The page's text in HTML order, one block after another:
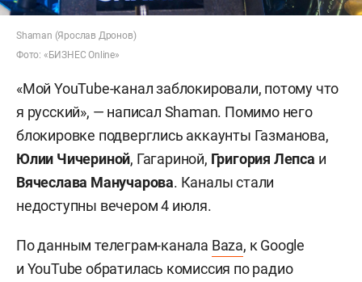
Shaman (Ярослав Дронов)
Фото: «БИЗНЕС Online»
«Мой YouTube-канал заблокировали, потому что
я русский», — написал Shaman. Помимо него
блокировке подверглись аккаунты Газманова,
Юлии Чичериной, Гагариной, Григория Лепса и
Вячеслава Манучарова. Каналы стали
недоступны вечером 4 июля.
По данным телеграм-канала Baza, к Google
и YouTube обратилась комиссия по радио